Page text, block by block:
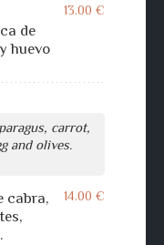
de
huevo
13.00 €
carrot,
and olives.
cabra,
14.00 €